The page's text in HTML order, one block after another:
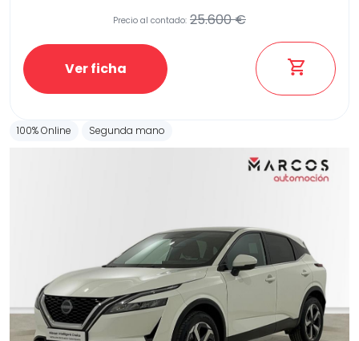
Precio al contado: 25.600 €
Ver ficha
100% Online Segunda mano